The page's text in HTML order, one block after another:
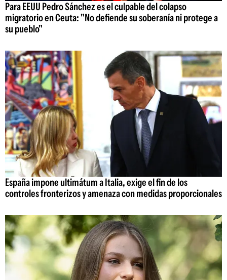
Para EEUU Pedro Sánchez es el culpable del colapso
migratorio en Ceuta: "No defiende su soberanía ni protege a
su pueblo"
España impone ultimátum a Italia, exige el fin de los
controles fronterizos y amenaza con medidas proporcionales